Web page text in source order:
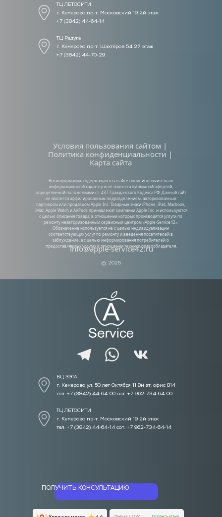
© 2025
info@apple-service42.ru
Вся информация, содержащаяся на сайте носит исключительно
информационный характер и не является публичной офертой,
определяемой положениями ст. 437 Гражданского Кодекса РФ. Данный сайт
не является аффилированным подразделением, авторизованным
партнером или продавцом Apple Inc. Товарные знаки iPhone, iPad, Macbook,
iMac, Apple Watch и AirPods принадлежат компании Apple Inc. и используются
с целью описания товара, в отношении которых производятся услуги по
ремонту неавторизованным сервисным центром «Apple-Service42».
Обозначение используется не с целью индивидуализации
соответствующих услуг по ремонту и введения посетителей в
заблуждение, а с целью информирования потребителей о
предоставляемых услугах в отношении техники правообладателя.
Условия пользования сайтом |
Политика конфиденциальности |
Карта сайта
ТЦ ЛЕТОСИТИ
г. Кемерово пр-т. Московский 19 2й этаж
+7 (3842) 44-64-14
ТЦ Радуга
г. Кемерово пр-т. Шахтёров 54 2й этаж
+7 (3842) 44-70-29
БЦ ЗЭТА
г. Кемерово ул. 50 лет Октября 11 8й эт. офис 814
тел. +7 (3842) 44-64-00 сот. +7 962-734-64-00
ТЦ ЛЕТОСИТИ
г. Кемерово пр-т. Московский 19 2й этаж
тел. +7 (3842) 44-64-14 сот. +7 962-734-64-14
ПОЛУЧИТЬ КОНСУЛЬТАЦИЮ